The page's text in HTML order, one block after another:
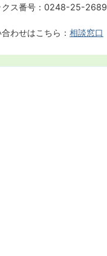
クス番号：0248-25-2689
わせはこちら： 相談窓口